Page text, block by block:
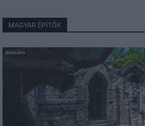
MAGYAR ÉPÍTŐK
Aktuális